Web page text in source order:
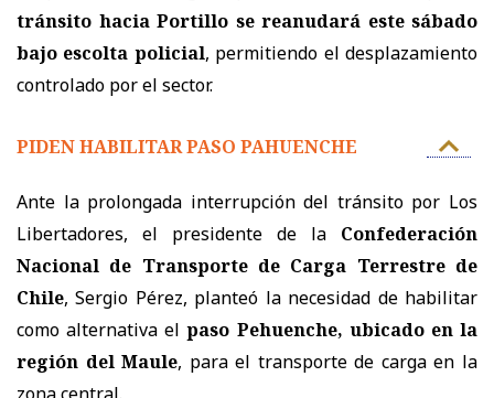
tránsito hacia Portillo se reanudará este sábado
bajo escolta policial, permitiendo el desplazamiento
controlado por el sector.
PIDEN HABILITAR PASO PAHUENCHE
Ante la prolongada interrupción del tránsito por Los
Libertadores, el presidente de la Confederación
Nacional de Transporte de Carga Terrestre de
Chile, Sergio Pérez, planteó la necesidad de habilitar
como alternativa elpaso Pehuenche, ubicado en la
región del Maule, para el transporte de carga en la